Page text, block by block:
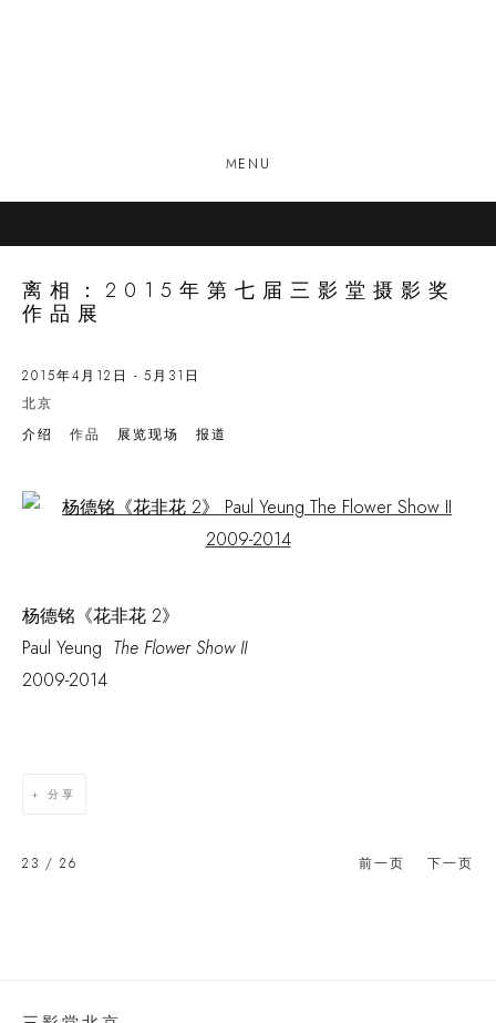
MENU
离相：2015年第七届三影堂摄影奖
作品展
2015年4月12日 - 5月31日
北京
介绍
作品 展览现场 报道
Open a larger version of the following image in a popup:
杨德铭《花非花 2》
Paul Yeung The Flower Show II
2009-2014
分享
前一页 下一页
23 / 26